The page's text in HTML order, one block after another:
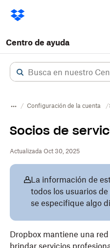
Centro de ayuda
Configuración de la cuenta
Socios de
Actualizada Oct 30, 2025
La información de
todos los usuarios
se especifique algo
Dropbox mantiene una
brindar servicios